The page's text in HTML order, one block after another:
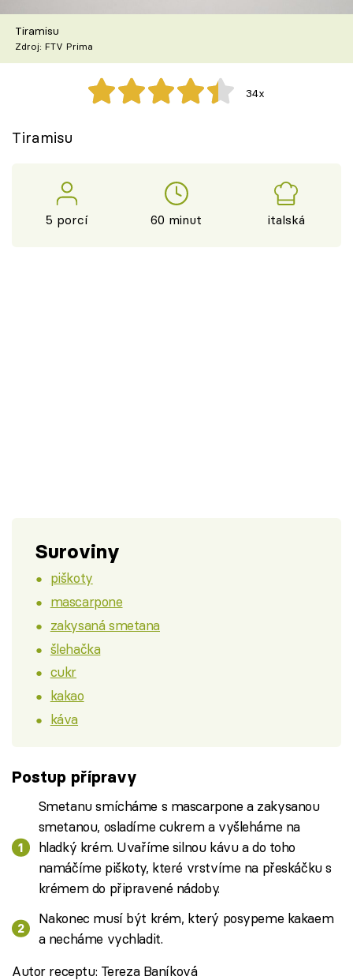
Škola vaření
Recepty z TV
Speciál: Cuketa
Těhotnej kuchař
Přihlášení
Tiramisu
Zdroj: FTV Prima
34x
Tiramisu
5 porcí 60 minut italská
Suroviny
piškoty
mascarpone
zakysaná smetana
šlehačka
cukr
kakao
káva
Postup přípravy
Smetanu smícháme s mascarpone a zakysanou
smetanou, osladíme cukrem a vyšleháme na
hladký krém. Uvaříme silnou kávu a do toho
namáčíme piškoty, které vrstvíme na přeskáčku s
krémem do připravené nádoby.
Nakonec musí být krém, který posypeme kakaem
a necháme vychladit.
Autor receptu: Tereza Baníková